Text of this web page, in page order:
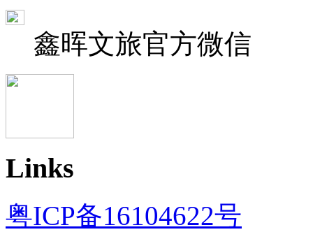
鑫晖文旅官方微信
Links
粤ICP备16104622号